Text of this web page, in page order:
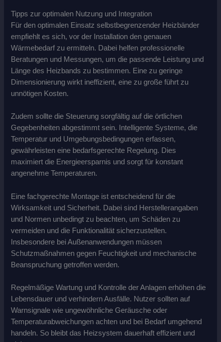
Tipps zur optimalen Nutzung und Integration
Für den optimalen Einsatz selbstbegrenzender Heizbänder
empfiehlt es sich, vor der Installation den genauen
Wärmebedarf zu ermitteln. Dabei helfen professionelle
Beratungen und Messungen, um die passende Leistung und
Länge des Heizbands zu bestimmen. Eine zu geringe
Dimensionierung wirkt ineffizient, eine zu große führt zu
unnötigen Kosten.
Zudem sollte die Steuerung sorgfältig auf die örtlichen
Gegebenheiten abgestimmt sein. Intelligente Systeme, die
Temperatur und Umgebungsbedingungen erfassen,
gewährleisten eine bedarfsgerechte Regelung. Dies
maximiert die Energieersparnis und sorgt für konstant
angenehme Temperaturen.
Eine fachgerechte Montage ist entscheidend für die
Wirksamkeit und Sicherheit. Dabei sind Herstellerangaben
und Normen unbedingt zu beachten, um Schäden zu
vermeiden und die Funktionalität sicherzustellen.
Insbesondere bei Außenanwendungen müssen
Schutzmaßnahmen gegen Feuchtigkeit und mechanische
Beanspruchung getroffen werden.
Regelmäßige Wartung und Kontrolle der Anlagen erhöhen die
Lebensdauer und verhindern Ausfälle. Nutzer sollten auf
Warnsignale wie ungewöhnliche Geräusche oder
Temperaturabweichungen achten und bei Bedarf umgehend
handeln. So bleibt das Heizsystem dauerhaft effizient und